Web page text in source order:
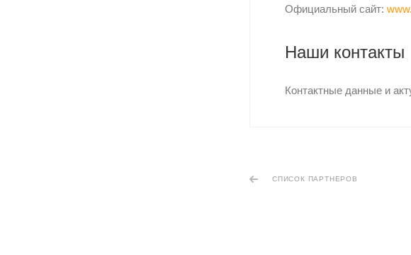
Официальный сайт:
Наши контакты
Контактные данные и
СПИСОК ПАРТНЕРОВ